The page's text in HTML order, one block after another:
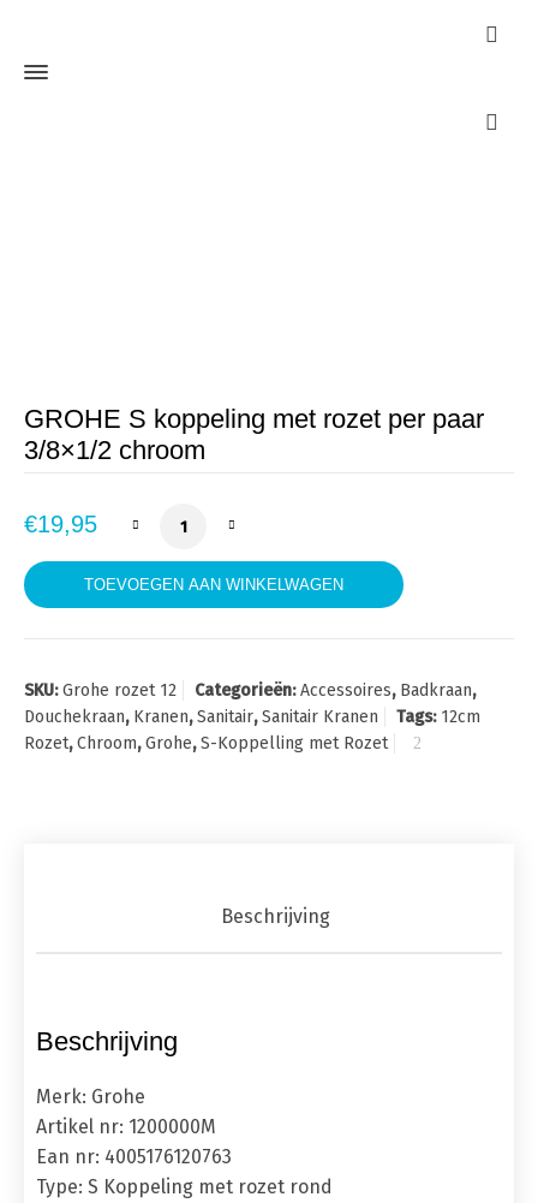
GROHE S koppeling met rozet per paar
3/8×1/2 chroom
€19,95 GROHE S koppeling met rozet per paar 3/
TOEVOEGEN AAN WINKELWAGEN
SKU:Grohe rozet 12 Categorieën:Accessoires, Badkraan,
Douchekraan, Kranen,Sanitair,Sanitair Kranen Tags: 12cm
Rozet,Chroom,Grohe,S-Koppelling met Rozet
Beschrijving
Beschrijving
Merk: Grohe
Artikel nr: 1200000M
Ean nr: 4005176120763
Type: S Koppeling met rozet rond